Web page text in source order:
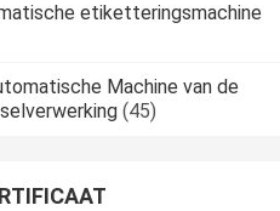
etiketteringsmachine
Machine van de
(45)